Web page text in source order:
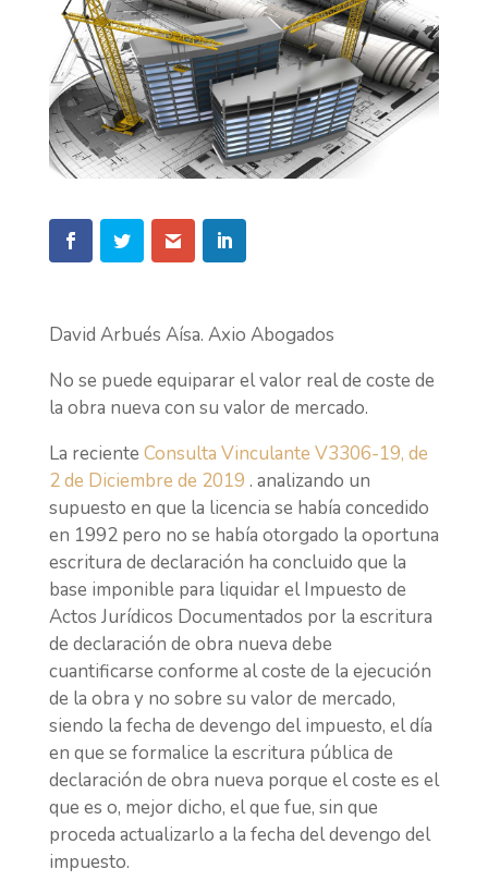
David Arbués Aísa. Axio Abogados
No se puede equiparar el valor real de coste de
la obra nueva con su valor de mercado.
La reciente Consulta Vinculante V3306-19, de
2 de Diciembre de 2019 . analizando un
supuesto en que la licencia se había concedido
en 1992 pero no se había otorgado la oportuna
escritura de declaración ha concluido que la
base imponible para liquidar el Impuesto de
Actos Jurídicos Documentados por la escritura
de declaración de obra nueva debe
cuantificarse conforme al coste de la ejecución
de la obra y no sobre su valor de mercado,
siendo la fecha de devengo del impuesto, el día
en que se formalice la escritura pública de
declaración de obra nueva porque el coste es el
que es o, mejor dicho, el que fue, sin que
proceda actualizarlo a la fecha del devengo del
impuesto.